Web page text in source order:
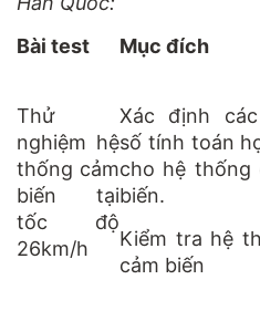
Bài test
Mục đích
Thử
nghiệm hệ
thống cảm
biến tại
tốc độ
26km/h
Xác định
số tính toán
cho hệ thống
biến.
Kiểm tra hệ
cảm biến